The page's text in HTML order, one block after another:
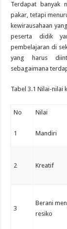
Terdapat banyak
pakar, tetapi
kewirausahaan
peserta didik
pembelajaran di
yang harus
sebagaimana
Tabel 3.1 Nilai-nilai
No Nilai
1 Mandiri
2 Kreatif
3
Berani
resiko